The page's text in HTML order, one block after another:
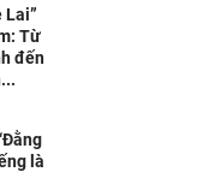
Lai”
Từ
đến
là